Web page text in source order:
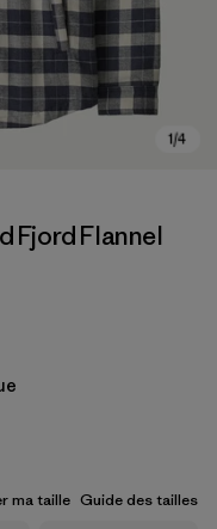
Fjord Flannel
ma taille Guide des tailles